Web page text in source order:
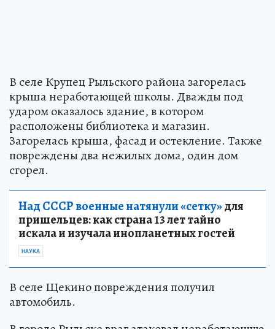
В селе Крупец Рыльского района загорелась
крыша неработающей школы. Дважды под
ударом оказалось здание, в котором
расположены библиотека и магазин.
Загорелась крыша, фасад и остекление. Также
повреждены два нежилых дома, один дом
сгорел.
Над СССР военные натянули «сетку»для
пришельцев: как страна 13 лет тайно
искала и изучала инопланетных гостей
НАУКА
В селе Щекино повреждения получил
автомобиль.